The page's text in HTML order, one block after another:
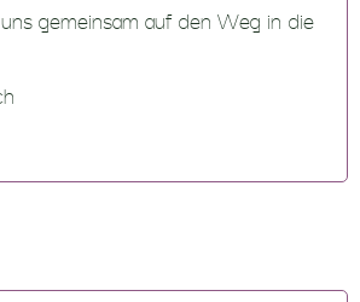
gemeinsam auf den Weg in die